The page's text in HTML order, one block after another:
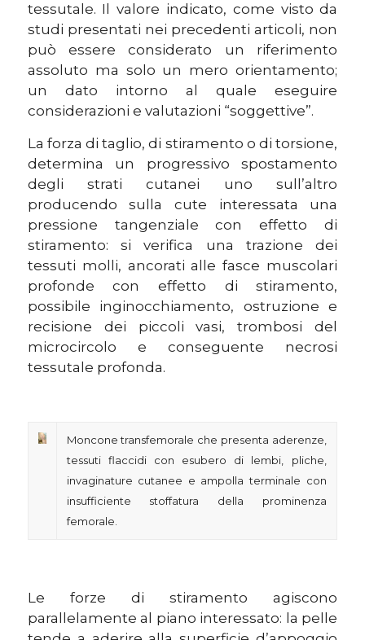
tessutale. Il valore indicato, come visto da
studi presentati nei precedenti articoli, non
può essere considerato un riferimento
assoluto ma solo un mero orientamento;
un dato intorno al quale eseguire
considerazioni e valutazioni “soggettive”.
La forza di taglio, di stiramento o di torsione,
determina un progressivo spostamento
degli strati cutanei uno sull’altro
producendo sulla cute interessata una
pressione tangenziale con effetto di
stiramento: si verifica una trazione dei
tessuti molli, ancorati alle fasce muscolari
profonde con effetto di stiramento,
possibile inginocchiamento, ostruzione e
recisione dei piccoli vasi, trombosi del
microcircolo e conseguente necrosi
tessutale profonda.
Moncone transfemorale che presenta aderenze,
tessuti flaccidi con esubero di lembi, pliche,
invaginature cutanee e ampolla terminale con
insufficiente stoffatura della prominenza
femorale.
Le forze di stiramento agiscono
parallelamente al piano interessato: la pelle